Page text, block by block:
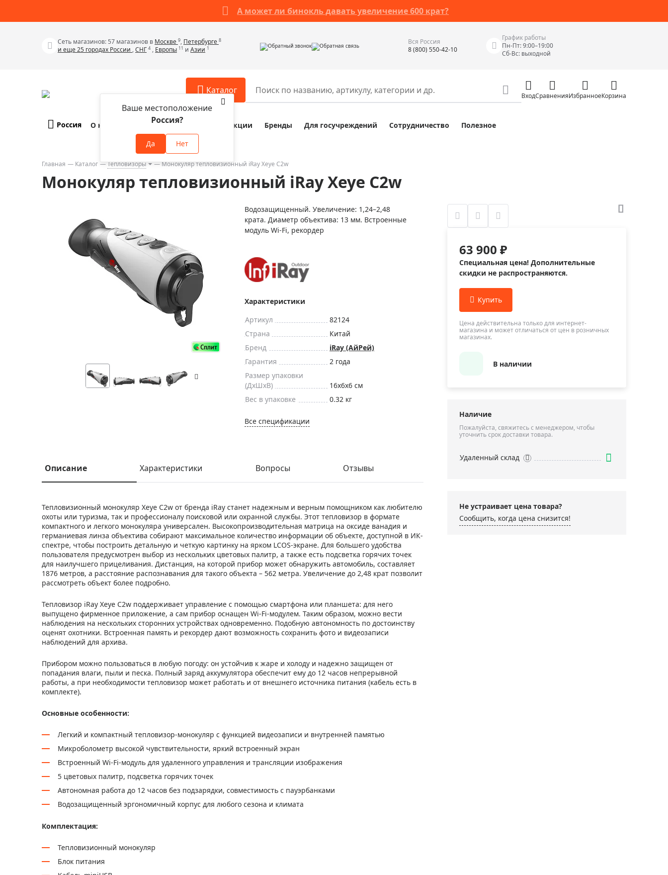
А может ли бинокль давать увеличение 600 крат?
Сеть магазинов: 57 магазинов в Москве 9, Петербурге 8
и еще 25 городах России ,СНГ 4 , Европы 11 и Азии 1 Обратный звонок Обратная связь
Вся Россия
8 (800) 550-42-10
График работы
Пн-Пт: 9:00–19:00
Сб-Вс: выходной
Каталог
Телескопы
Бинокли
Зрительные трубы
Монокуляры
Приборы ночного видения
Тепловизоры
Метеостанции, барометры, часы
Астропланетарии
Аксессуары для микроскопов
Аксессуары для зрительных труб
Аксессуары для луп
Аксессуары для приборов ночного
Распродажа
Распродажа оптики по специальным
ценам
Распродажа выставочных образцов
Разное
Наборы исследователя Bresser Junior
Наборы для химических опытов
Глобусы
Глобусы интерактивные
Карты, постеры, литература
Фонари
Элементы питания, карты памяти
Фотоловушки
Фотооборудование
Измерительные инструменты
Приборы неразрушающего контроля
Приборы теплового контроля
Детекторы проводки
Влагомеры (датчики влажности)
Лазерные дальномеры
Измерители параметров окружающей
среды
Термометры кулинарные (термощупы)
Видеоэндоскопы
Теодолиты
Прочее
ВходСравненияИзбранноеКорзина
Россия
Ваше местоположение
Россия?
Да Нет
О компании Оплата и доставка Акции Бренды Для госучреждений Сотрудничество Полезное
Главная Каталог Тепловизоры Монокуляр тепловизионный iRay Xeye C2w
Монокуляр тепловизионный iRay Xeye C2w
Водозащищенный. Увеличение: 1,24–2,48
крата. Диаметр объектива: 13 мм. Встроенные
модуль Wi-Fi, рекордер
Характеристики
Артикул
82124
Страна
Китай
Бренд
iRay (АйРей)
Гарантия
2 года
Размер упаковки
(ДxШxВ)
16x6x6 см
Вес в упаковке
0.32 кг
Все спецификации
Описание Характеристики Вопросы Отзывы
Тепловизионный монокуляр Xeye C2w от бренда iRay станет надежным и верным помощником как любителю
охоты или туризма, так и профессионалу поисковой или охранной службы. Этот тепловизор в формате
компактного и легкого монокуляра универсален. Высокопроизводительная матрица на оксиде ванадия и
германиевая линза объектива собирают максимальное количество информации об объекте, доступной в ИК-
спектре, чтобы построить детальную и четкую картинку на ярком LCOS-экране. Для большего удобства
пользователя предусмотрен выбор из нескольких цветовых палитр, а также есть подсветка горячих точек
для наилучшего прицеливания. Дистанция, на которой прибор может обнаружить автомобиль, составляет
1876 метров, а расстояние распознавания для такого объекта – 562 метра. Увеличение до 2,48 крат позволит
рассмотреть объект более подробно.
Тепловизор iRay Xeye C2w поддерживает управление с помощью смартфона или планшета: для него
выпущено фирменное приложение, а сам прибор оснащен Wi-Fi-модулем. Таким образом, можно вести
наблюдения на нескольких сторонних устройствах одновременно. Подобную автономность по достоинству
оценят охотники. Встроенная память и рекордер дают возможность сохранить фото и видеозаписи
наблюдений для архива.
Прибором можно пользоваться в любую погоду: он устойчив к жаре и холоду и надежно защищен от
попадания влаги, пыли и песка. Полный заряд аккумулятора обеспечит ему до 12 часов непрерывной
работы, а при необходимости тепловизор может работать и от внешнего источника питания (кабель есть в
комплекте).
Основные особенности:
Легкий и компактный тепловизор-монокуляр с функцией видеозаписи и внутренней памятью
Микроболометр высокой чувствительности, яркий встроенный экран
Встроенный Wi-Fi-модуль для удаленного управления и трансляции изображения
5 цветовых палитр, подсветка горячих точек
Автономная работа до 12 часов без подзарядки, совместимость с пауэрбанками
Водозащищенный эргономичный корпус для любого сезона и климата
Комплектация:
Тепловизионный монокуляр
Блок питания
63 900 ₽
Специальная цена! Дополнительные
скидки не распространяются.
Цена действительна только для интернет-
магазина и может отличаться от цен в розничных
магазинах.
В наличии
Наличие
Пожалуйста, свяжитесь с менеджером, чтобы
уточнить срок доставки товара.
Удаленный склад
Не устраивает цена товара?
Сообщить, когда цена снизится!